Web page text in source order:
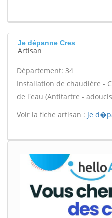
Je dépanne Cres
Artisan
Département: 34
Installation de chaudière -
de l'eau (Antitartre -
Voir la fiche artisan : Je